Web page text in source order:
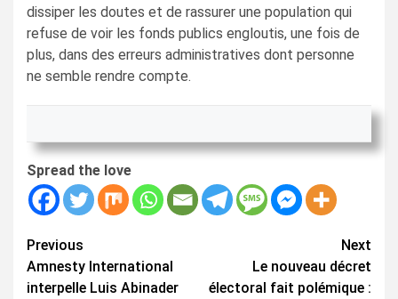
dissiper les doutes et de rassurer une population qui
refuse de voir les fonds publics engloutis, une fois de
plus, dans des erreurs administratives dont personne
ne semble rendre compte.
Spread the love
Continue
Reading
Previous
Amnesty International
interpelle Luis Abinader
Next
Le nouveau décret
électoral fait polémique :